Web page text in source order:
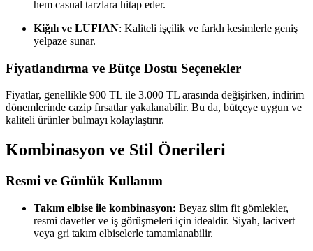
hem casual tarzlara hitap eder.
Kiğılı ve LUFIAN: Kaliteli işçilik ve farklı kesimlerle geniş
yelpaze sunar.
Fiyatlandırma ve Bütçe Dostu Seçenekler
Fiyatlar, genellikle 900 TL ile 3.000 TL arasında değişirken, indirim
dönemlerinde cazip fırsatlar yakalanabilir. Bu da, bütçeye uygun ve
kaliteli ürünler bulmayı kolaylaştırır.
Kombinasyon ve Stil Önerileri
Resmi ve Günlük Kullanım
Takım elbise ile kombinasyon: Beyaz slim fit gömlekler,
resmi davetler ve iş görüşmeleri için idealdir. Siyah, lacivert
veya gri takım elbiselerle tamamlanabilir.